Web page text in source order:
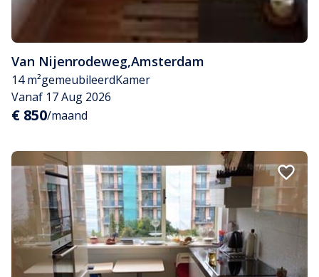
Van Nijenrodeweg,Amsterdam
14 m²gemeubileerdKamer
Vanaf 17 Aug 2026
€ 850/maand